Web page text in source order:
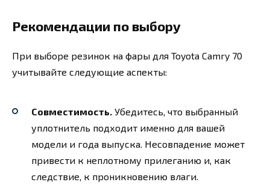
Рекомендации по выбору
При выборе резинок на фары для Toyota Camry 70
учитывайте следующие аспекты:
Совместимость. Убедитесь, что выбранный
уплотнитель подходит именно для вашей
модели и года выпуска. Несовпадение может
привести к неплотному прилеганию и, как
следствие, к проникновению влаги.